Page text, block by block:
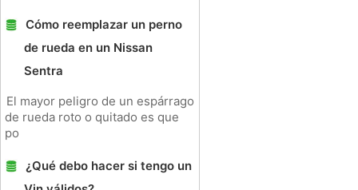
Cómo reemplazar un perno
de rueda en un Nissan
Sentra
El mayor peligro de un espárrago
de rueda roto o quitado es que
po
¿Qué debo hacer si tengo un